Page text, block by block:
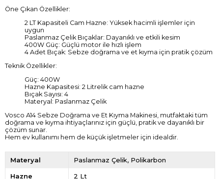
Öne Çıkan Özellikler:
2 LT Kapasiteli Cam Hazne: Yüksek hacimli işlemler için
uygun
Paslanmaz Çelik Bıçaklar: Dayanıklı ve etkili kesim
400W Güç: Güçlü motor ile hızlı işlem
4 Adet Bıçak: Sebze doğrama ve et kıyma için pratik çözüm
Teknik Özellikler:
Güç: 400W
Hazne Kapasitesi: 2 Litrelik cam hazne
Bıçak Sayısı: 4
Materyal: Paslanmaz Çelik
Vosco A14 Sebze Doğrama ve Et Kıyma Makinesi, mutfaktaki tüm
doğrama ve kıyma ihtiyaçlarınız için güçlü, pratik ve dayanıklı bir
çözüm sunar.
Hem ev kullanımı hem de küçük işletmeler için idealdir.
Materyal Paslanmaz Çelik Polikarbon
Hazne
2 Lt